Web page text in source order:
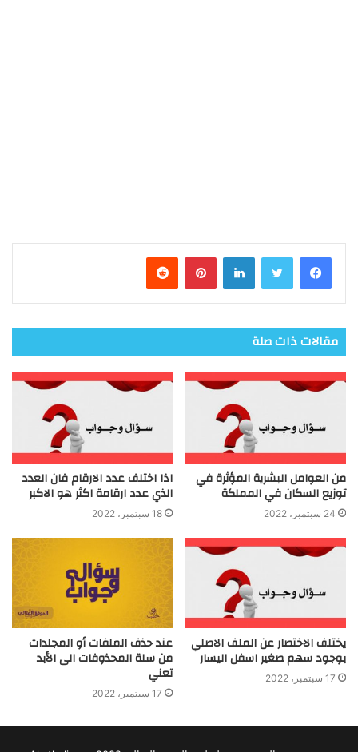
فيسبوك تويتر لينكدإن بينتيريست
مقالات ذات صلة
من العوامل البشرية المؤثرة في
توزيع السكان في المملكة
24 سبتمبر، 2022
اذا اختلف عدد الارقام فان العدد
الذي عدد ارقامة اكثر هو الاكبر
18 سبتمبر، 2022
يختلف الاختصار عن الملف الاصلي
بوجود سهم صغير اسفل اليسار
17 سبتمبر، 2022
عند حذف الملفات أو المجلدات
من سلة المحذوفات الى الأبد
تعني
17 سبتمبر، 2022